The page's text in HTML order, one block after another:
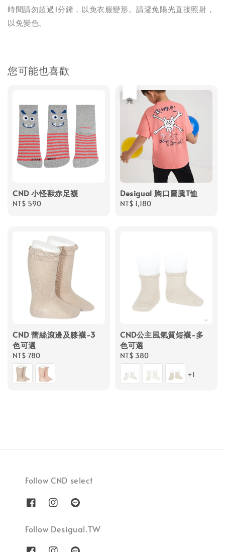
時間請勿超過1分鐘，以免衣服變形。請避免陽光直接照射，
以免變色。
您可能也喜歡
CND 小怪獸赤足襪
Regular
NT$ 590
Desigual 胸口圖騰T恤
Regular
NT$ 1,180
CND 蕾絲滾邊及膝襪-3
色可選
Regular
price
NT$ 780
CND公主風氣質短襪-多
色可選
Regular
price
NT$ 380
+1
Follow CND select
Follow Desigual.TW